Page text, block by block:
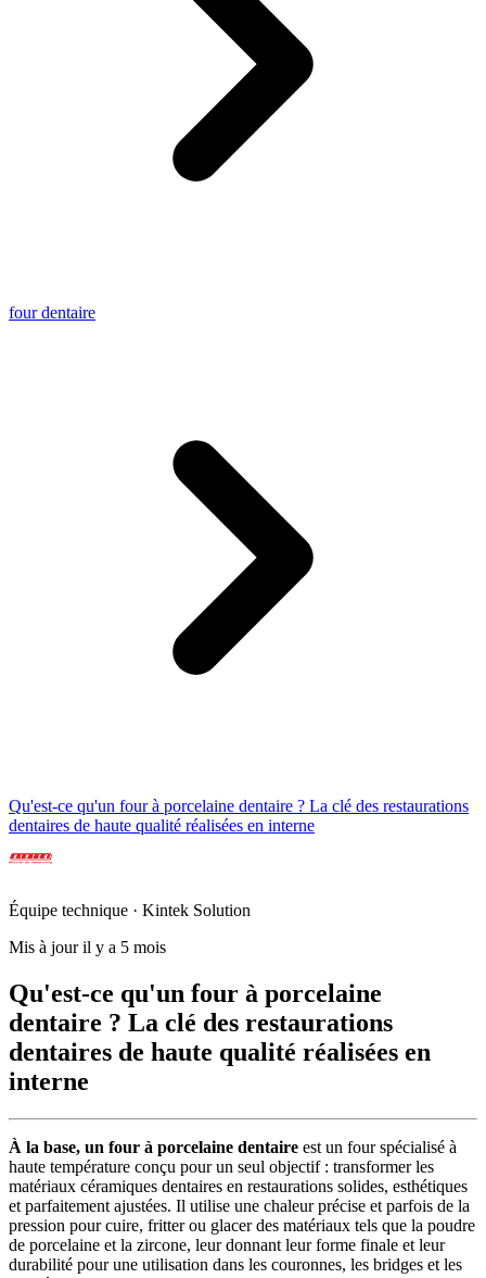
four dentaire
Qu'est-ce qu'un four à porcelaine dentaire ? La clé des restaurations
dentaires de haute qualité réalisées en interne
Équipe technique · Kintek Solution
Mis à jour il y a 5 mois
Qu'est-ce qu'un four à porcelaine
dentaire ? La clé des restaurations
dentaires de haute qualité réalisées en
interne
À la base, un four à porcelaine dentaire est un four spécialisé à
haute température conçu pour un seul objectif : transformer les
matériaux céramiques dentaires en restaurations solides, esthétiques
et parfaitement ajustées. Il utilise une chaleur précise et parfois de la
pression pour cuire, fritter ou glacer des matériaux tels que la poudre
de porcelaine et la zircone, leur donnant leur forme finale et leur
durabilité pour une utilisation dans les couronnes, les bridges et les